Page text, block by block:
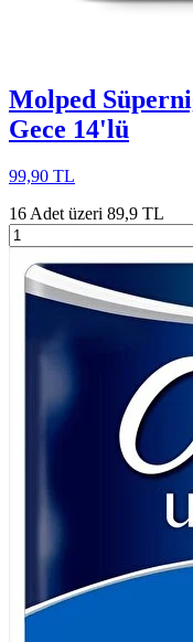
Molped
Gece 14'lü
99,90 TL
16 Adet üzeri 89,9 TL